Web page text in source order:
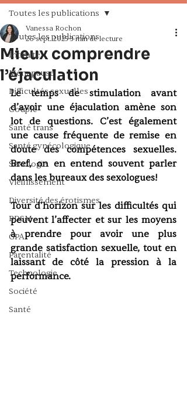
Toutes les publications
Intimité
Ménopause
Difficultés sexuelles
Couple
Santé trans
Santé gynécologique
Sexologie
Vieillissement
Diversité des érotismes
BDSM
GPA
Parentalité
Technologie
Société
Santé
Toutes les publications
Mieux comprendre
l’éjaculation
Vanessa Rochon
26 sept. 20253 min de lecture
Le temps de stimulation avant
d’avoir une éjaculation amène son
lot de questions. C’est également
une cause fréquente de remise en
doute des compétences sexuelles.
Bref, on en entend souvent parler
dans les bureaux des sexologues!
Tour d’horizon sur les difficultés qui
peuvent l’affecter et sur les moyens
à prendre pour avoir une plus
grande satisfaction sexuelle, tout en
laissant de côté la pression à la
performance.